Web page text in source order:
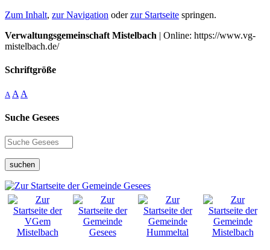
Zum Inhalt, zur Navigation oderzur Startseite springen.
Verwaltungsgemeinschaft Mistelbach | Online: https://www.vg-
mistelbach.de/
Schriftgröße
A A A
Suche Gesees
suchen